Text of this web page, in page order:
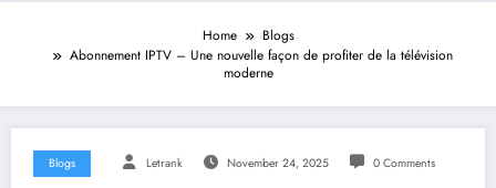
Home
Blogs
Abonnement IPTV – Une nouvelle façon de profiter de la télévision
moderne
Blogs Letrank November 24, 2025 0 Comments